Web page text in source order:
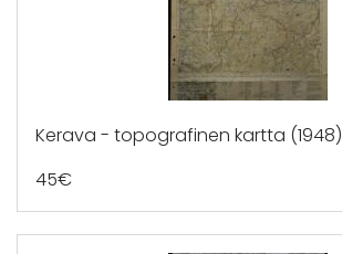
Kerava - topografinen kartta (1948)
45€